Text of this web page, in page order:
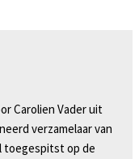
Carolien Vader uit
verzamelaar van
toegespitst op de